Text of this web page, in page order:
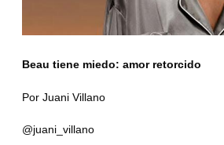
Beau tiene miedo: amor retorcido
Por Juani Villano
@juani_villano